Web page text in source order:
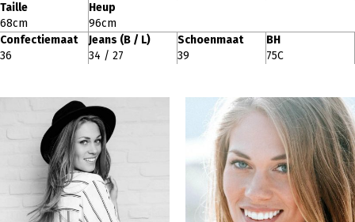
Taille
68cm
Heup
96cm
Confectiemaat
36
Jeans (B / L)
34 / 27
Schoenmaat
39
BH
75C